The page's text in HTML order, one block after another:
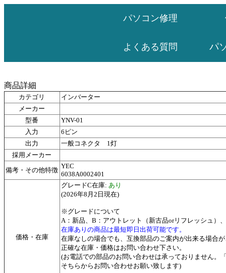
パソコン修理
よくある質問 パ
商品詳細
カテゴリ
インバーター
メーカー
型番
YNV-01
入力
6ピン
出力
一般コネクタ 1灯
採用メーカー
備考・その他特徴
YEC
6038A0002401
価格・在庫
グレードC在庫: あり
(2026年8月2日現在)
※グレードについて
A：新品、B：アウトレット（新古品orリフレッシュ）
在庫ありの商品は最短即日出荷可能です。
在庫なしの場合でも、互換部品のご案内が出来る場合
正確な在庫・価格はお問い合わせ下さい。
(お電話での部品のお問い合わせは承っておりません。
そちらからお問い合わせお願い致します)